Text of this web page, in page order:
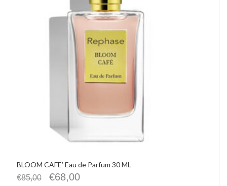
De Santis Alvarez
Precious Walls
Vittorio Martini
Belisario
La Pasta di Camerino
Distilleria Varnelli
Joya Cocktails
BLOOM CAFE’ Eau de Parfum 30 ML
€85,00 €68,00